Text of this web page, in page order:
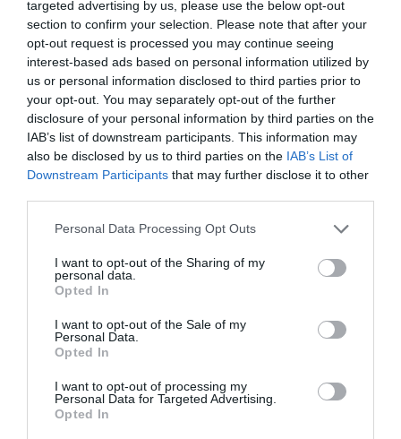
targeted advertising by us, please use the below opt-out
section to confirm your selection. Please note that after your
opt-out request is processed you may continue seeing
interest-based ads based on personal information utilized by
us or personal information disclosed to third parties prior to
your opt-out. You may separately opt-out of the further
disclosure of your personal information by third parties on the
IAB’s list of downstream participants. This information may
also be disclosed by us to third parties on the IAB’s List of
Downstream Participants that may further disclose it to other
Please note that this website/app uses one or more Google
not limited to your visit or usage behaviour. You may click to
grant or deny consent to Google and its third-party tags to
use your data for below specified purposes in below Google
consent section.
Personal Data Processing Opt Outs
I want to opt-out of the Sharing of my
personal data.
Opted In
I want to opt-out of the Sale of my
Personal Data.
Opted In
I want to opt-out of processing my
Personal Data for Targeted Advertising.
Opted In
35 PERCES TANÓRÁK ÉS KEVESEBB HÁZI
FELADAT JÖHET AZ ALSÓ ...
2026. augusztus 08 Mindenki ügye
BAKA ANDRÁST JELÖLI KÖZTÁRSASÁGI
ELNÖKNEK A TISZA
2026. augusztus 08| Mindenki ügye
2026. augusztus 08 Mindenki ügye